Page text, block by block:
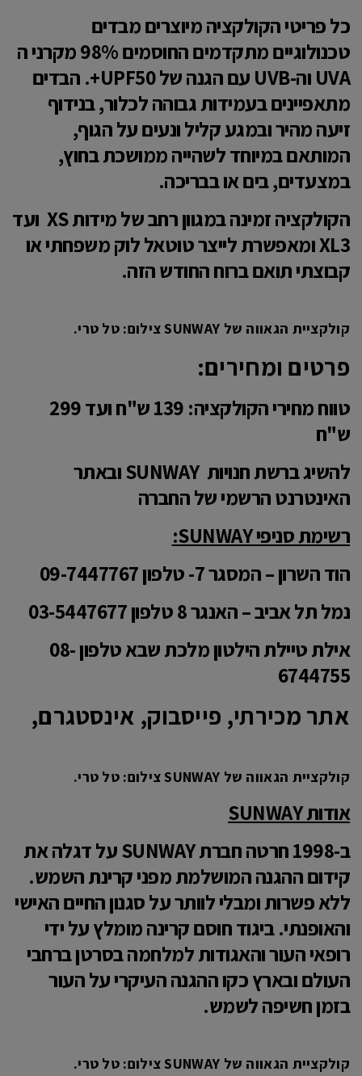
כל פריטי הקולקציה מיוצרים מבדים
טכנולוגיים מתקדמים החוסמים 98% מקרני ה
UVA וה-UVB עם הגנה של UPF50+. הבדים
מתאפיינים בעמידות גבוהה לכלור, בנידוף
זיעה מהיר ובמגע קליל ונעים על הגוף,
המותאם במיוחד לשהייה ממושכת בחוץ,
במצעדים, בים או בבריכה.
הקולקציה זמינה במגוון רחב של מידות XS ועד
XL3 ומאפשרת לייצר טוטאל לוק משפחתי או
קבוצתי תואם ברוח החודש הזה.
קולקציית הגאווה של SUNWAY צילום: טל טרי.
פרטים ומחירים:
טווח מחירי הקולקציה: 139 ש"ח ועד 299
ש"ח
להשיג ברשת חנויות SUNWAYובאתר
האינטרנט הרשמי של החברה
רשימת סניפיSUNWAY
:
הוד השרון – המסגר 7- טלפון
09-7447767
נמל תל אביב – האנגר 8 טלפון
03-5447677
אילת טיילת הילטון מלכת שבא טלפון08-
6744755
אתר מכירתי, פייסבוק, אינסטגרם,
קולקציית הגאווה של SUNWAY צילום: טל טרי.
אודותSUNWAY
ב-1998 חרטה חברת
SUNWAYעל דגלה את
קידום ההגנה המושלמת מפני קרינת השמש.
ללא פשרות ומבלי לוותר על סגנון החיים האישי
והאופנתי. ביגוד חוסם קרינה מומלץ על ידי
רופאי העור והאגודות למלחמה בסרטן ברחבי
העולם ובארץ כקו ההגנה העיקרי על העור
בזמן חשיפה לשמש.
קולקציית הגאווה של SUNWAY צילום: טל טרי.